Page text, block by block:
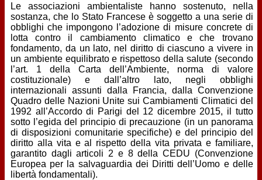
Le associazioni ambientaliste hanno sostenuto, nella
sostanza, che lo Stato Francese è soggetto a una serie di
obblighi che impongono l’adozione di misure concrete di
lotta contro il cambiamento climatico e che trovano
fondamento, da un lato, nel diritto di ciascuno a vivere in
un ambiente equilibrato e rispettoso della salute (secondo
l’art. 1 della Carta dell’Ambiente, norma di valore
costituzionale) e dall’altro lato, negli obblighi
internazionali assunti dalla Francia, dalla Convenzione
Quadro delle Nazioni Unite sui Cambiamenti Climatici del
1992 all’Accordo di Parigi del 12 dicembre 2015, il tutto
sotto l’egida del principio di precauzione (in un panorama
di disposizioni comunitarie specifiche) e del principio del
diritto alla vita e al rispetto della vita privata e familiare,
garantito dagli articoli 2 e 8 della CEDU (Convenzione
Europea per la salvaguardia dei Diritti dell’Uomo e delle
libertà fondamentali).